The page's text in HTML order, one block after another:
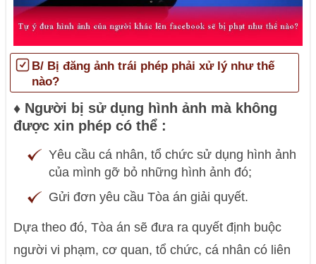
B/ Bị đăng ảnh trái phép phải xử lý như thế
nào?
♦ Người bị sử dụng hình ảnh mà không
được xin phép có thể :
Yêu cầu cá nhân, tổ chức sử dụng hình ảnh
của mình gỡ bỏ những hình ảnh đó;
Gửi đơn yêu cầu Tòa án giải quyết.
Dựa theo đó, Tòa án sẽ đưa ra quyết định buộc
người vi phạm, cơ quan, tổ chức, cá nhân có liên